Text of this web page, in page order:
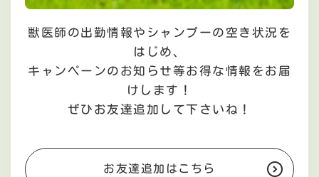
獣医師の出勤情報やシャンプーの空き状況を
はじめ、
キャンペーンのお知らせ等お得な情報をお届
けします！
ぜひお友達追加して下さいね！
お友達追加はこちら